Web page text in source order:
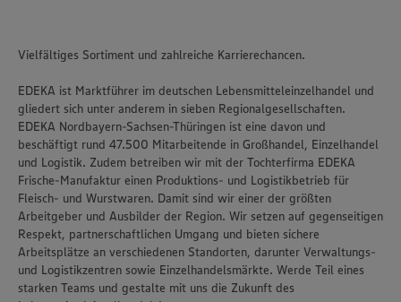
Vielfältiges Sortiment und zahlreiche Karrierechancen.
EDEKA ist Marktführer im deutschen Lebensmitteleinzelhandel und
gliedert sich unter anderem in sieben Regionalgesellschaften.
EDEKA Nordbayern-Sachsen-Thüringen ist eine davon und
beschäftigt rund 47.500 Mitarbeitende in Großhandel, Einzelhandel
und Logistik. Zudem betreiben wir mit der Tochterfirma EDEKA
Frische-Manufaktur einen Produktions- und Logistikbetrieb für
Fleisch- und Wurstwaren. Damit sind wir einer der größten
Arbeitgeber und Ausbilder der Region. Wir setzen auf gegenseitigen
Respekt, partnerschaftlichen Umgang und bieten sichere
Arbeitsplätze an verschiedenen Standorten, darunter Verwaltungs-
und Logistikzentren sowie Einzelhandelsmärkte. Werde Teil eines
starken Teams und gestalte mit uns die Zukunft des